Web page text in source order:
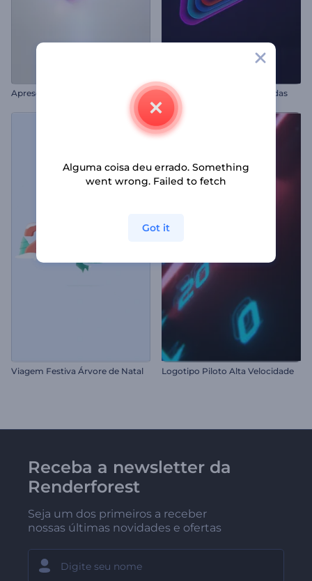
A
presentação de Logo - Iridescente Nítido Intro com Camadas Coloridas
Viagem Festiva Árvore de Natal Logotipo Piloto Alta Velocidade
Receba a newsletter da
Renderforest
Seja um dos primeiros a receber
nossas últimas novidades e ofertas
Alguma coisa deu errado. Something
went wrong. Failed to fetch
Got it